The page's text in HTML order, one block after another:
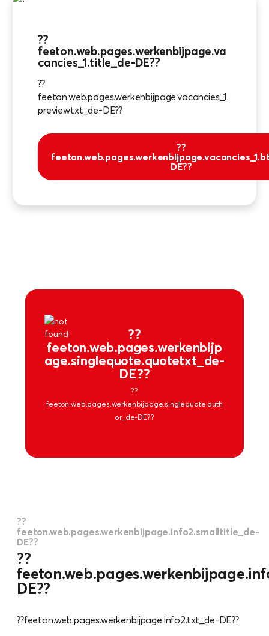
??
feeton.web.pages.werkenbijpage.va
cancies_1.title_de-DE??
??
feeton.web.pages.werkenbijpage.vacancies_1.
previewtxt_de-DE??
??
DE??
??
feeton.web.pages.werkenbijp
age.singlequote.quotetxt_de-
DE??
??
feeton.web.pages.werkenbijpage.singlequote.auth
or_de-DE??
??
feeton.web.pages.werkenbijpage.info2.smalltitle_de-
DE??
??
DE??
??feeton.web.pages.werkenbijpage.info2.txt_de-DE??